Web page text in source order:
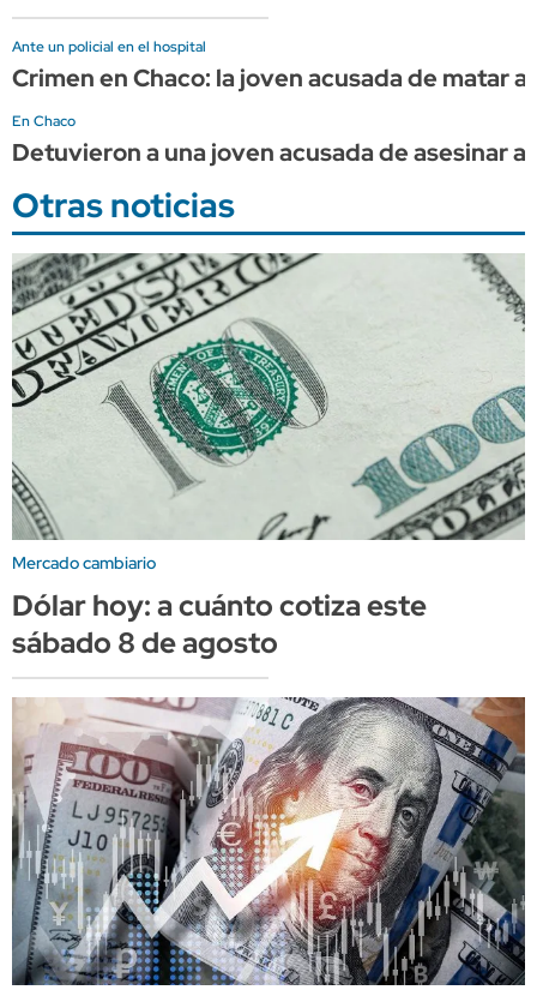
Ante un policial en el hospital
Crimen en Chaco: la joven acusada de matar
En Chaco
Detuvieron a una joven acusada de asesinar
Otras noticias
Mercado cambiario
Dólar hoy: a cuánto cotiza este
sábado 8 de agosto